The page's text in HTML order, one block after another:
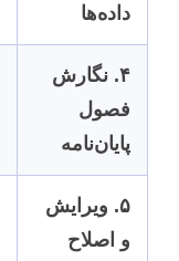
داده‌ها
۴. نگارش
فصول
پایان‌نامه
۵. ویرایش
و اصلاح